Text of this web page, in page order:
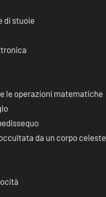
di stuoie
le operazioni matematiche
da un corpo celeste